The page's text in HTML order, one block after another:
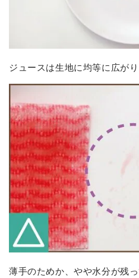
ジュースは生地に均等に広がり
薄手のためか、やや水分が残